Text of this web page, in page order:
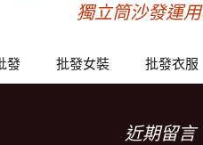
獨立筒沙發運
發 批發女裝 批發衣服
近期留言